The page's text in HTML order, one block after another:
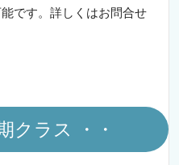
です。詳しくはお問合せ
クラス ・・